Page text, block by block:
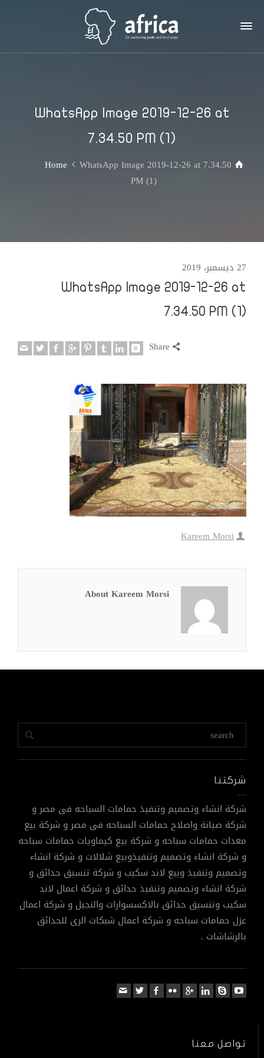
WhatsApp Image 2019-12-26 at
7.34.50 PM (1)
Home
WhatsApp Image 2019-12-26 at 7.34.50
PM (1)
27 ديسمبر، 2019
WhatsApp Image 2019-12-26 at
7.34.50 PM (1)
Share
Kareem Morsi
About Kareem Morsi
شركتنا
شركة انشاء وتصميم وتنفيذ حمامات السباحه فى مصر و
شركة صيانة واصلاح حمامات السباحه فى مصر و شركة بيع
معدات حمامات سباحه و شركة بيع كيماويات حمامات سباحه
و شركة انشاء وتصميم وتنفيذوبيع شلالات و شركة انشاء
وتصميم وتنفيذ وبيع لاند سكيب و شركة تنسيق حدائق و
شركة انشاء وتصميم وتنفيذ حدائق و شركة اعمال لاند
سكيب وتنسيق حدائق بالاكسسوارات والنجيل و شركة اعمال
عزل حمامات سباحه و شركة اعمال شبكات الرى للحدائق
بالرشاشات .
تواصل معنا